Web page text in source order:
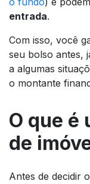
entrada.
Com isso, você
seu bolso antes,
a algumas
o montante
O que é
de
Antes de decidir